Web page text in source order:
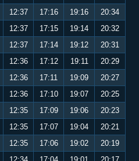
12:37 17:16 19:16
20:34
12:37 17:15 19:14
20:32
12:37 17:14 19:12
20:31
12:36 17:12 19:11
20:29
12:36 17:11 19:09
20:27
12:36 17:10 19:07
20:25
12:35 17:09 19:06
20:23
12:35 17:07 19:04
20:21
12:35 17:06 19:02
20:19